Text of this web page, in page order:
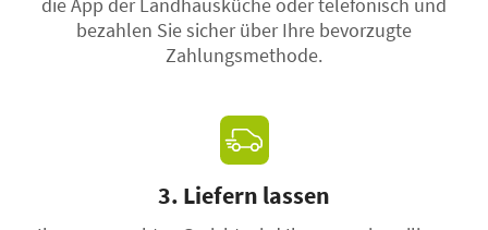
die App der Landhausküche oder telefonisch und
bezahlen Sie sicher über Ihre bevorzugte
Zahlungsmethode.
3. Liefern lassen